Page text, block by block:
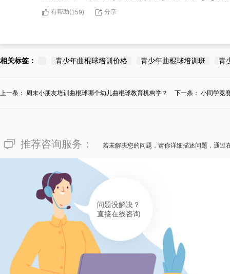
有帮助(159) 分享
相关标签： 青少年曲棍球培训价格 青少年曲棍球培训班 青
上一条： 周末小朋友培训曲棍球哪个幼儿曲棍球教育机构学？ 下一条： 小同学竞
推荐咨询服务： 若未解决您的问题，请你详细描述问题，通过
问题没解决？
直接在线咨询